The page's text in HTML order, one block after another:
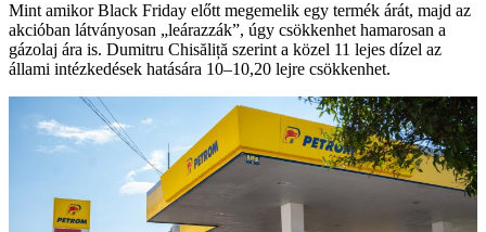
Mint amikor Black Friday előtt megemelik egy termék árát, majd az
akcióban látványosan „leárazzák”, úgy csökkenhet hamarosan a
gázolaj ára is. Dumitru Chisăliță szerint a közel 11 lejes dízel az
állami intézkedések hatására 10–10,20 lejre csökkenhet.